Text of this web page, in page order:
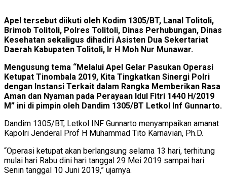
Apel tersebut diikuti oleh Kodim 1305/BT, Lanal Tolitoli,
Brimob Tolitoli, Polres Tolitoli, Dinas Perhubungan, Dinas
Kesehatan sekaligus dihadiri Asisten Dua Sekertariat
Daerah Kabupaten Tolitoli, Ir H Moh Nur Munawar.
Mengusung tema “Melalui Apel Gelar Pasukan Operasi
Ketupat Tinombala 2019, Kita Tingkatkan Sinergi Polri
dengan Instansi Terkait dalam Rangka Memberikan Rasa
Aman dan Nyaman pada Perayaan Idul Fitri 1440 H/2019
M” ini di pimpin oleh Dandim 1305/BT Letkol Inf Gunnarto.
Dandim 1305/BT, Letkol INF Gunnarto menyampaikan amanat
Kapolri Jenderal Prof H Muhammad Tito Karnavian, Ph.D.
“Operasi ketupat akan berlangsung selama 13 hari, terhitung
mulai hari Rabu dini hari tanggal 29 Mei 2019 sampai hari
Senin tanggal 10 Juni 2019,” ujarnya.